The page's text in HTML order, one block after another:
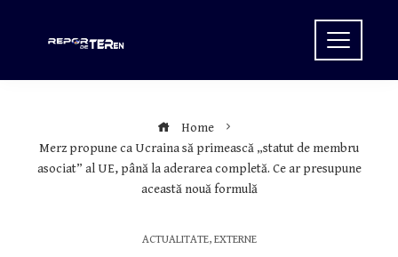
Home
Merz propune ca Ucraina să primească „statut de membru
asociat” al UE, până la aderarea completă. Ce ar presupune
această nouă formulă
ACTUALITATE, EXTERNE